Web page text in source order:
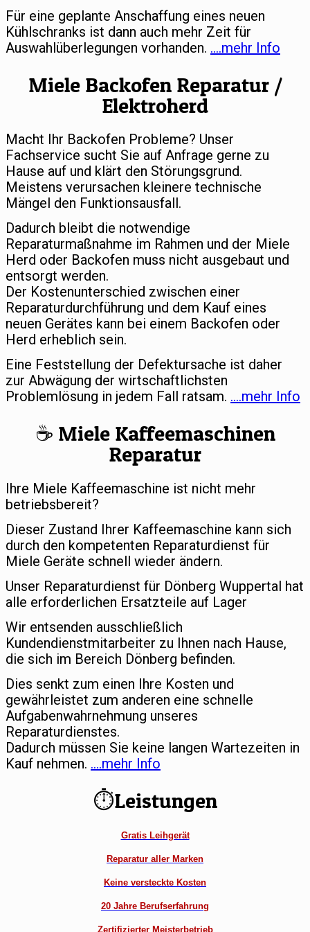
Für eine geplante Anschaffung eines neuen
Kühlschranks ist dann auch mehr Zeit für
Auswahlüberlegungen vorhanden. ….mehr Info
Miele Backofen Reparatur /
Elektroherd
Macht Ihr Backofen Probleme? Unser
Fachservice sucht Sie auf Anfrage gerne zu
Hause auf und klärt den Störungsgrund.
Meistens verursachen kleinere technische
Mängel den Funktionsausfall.
Dadurch bleibt die notwendige
Reparaturmaßnahme im Rahmen und der Miele
Herd oder Backofen muss nicht ausgebaut und
entsorgt werden.
Der Kostenunterschied zwischen einer
Reparaturdurchführung und dem Kauf eines
neuen Gerätes kann bei einem Backofen oder
Herd erheblich sein.
Eine Feststellung der Defektursache ist daher
zur Abwägung der wirtschaftlichsten
Problemlösung in jedem Fall ratsam. ….mehr Info
☕️ Miele Kaffeemaschinen
Reparatur
Ihre Miele Kaffeemaschine ist nicht mehr
betriebsbereit?
Dieser Zustand Ihrer Kaffeemaschine kann sich
durch den kompetenten Reparaturdienst für
Miele Geräte schnell wieder ändern.
Unser Reparaturdienst für Dönberg Wuppertal hat
alle erforderlichen Ersatzteile auf Lager
Wir entsenden ausschließlich
Kundendienstmitarbeiter zu Ihnen nach Hause,
die sich im Bereich Dönberg befinden.
Dies senkt zum einen Ihre Kosten und
gewährleistet zum anderen eine schnelle
Aufgabenwahrnehmung unseres
Reparaturdienstes.
Dadurch müssen Sie keine langen Wartezeiten in
Kauf nehmen. ….mehr Info
⏱Leistungen
Gratis Leihgerät
Reparatur aller Marken
Keine versteckte Kosten
20 Jahre Berufserfahrung
Zertifizierter Meisterbetrieb